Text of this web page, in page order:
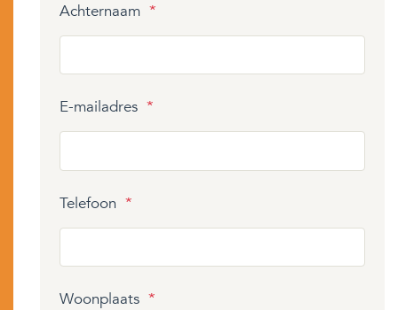
Achternaam *
E-mailadres *
Telefoon *
Woonplaats *